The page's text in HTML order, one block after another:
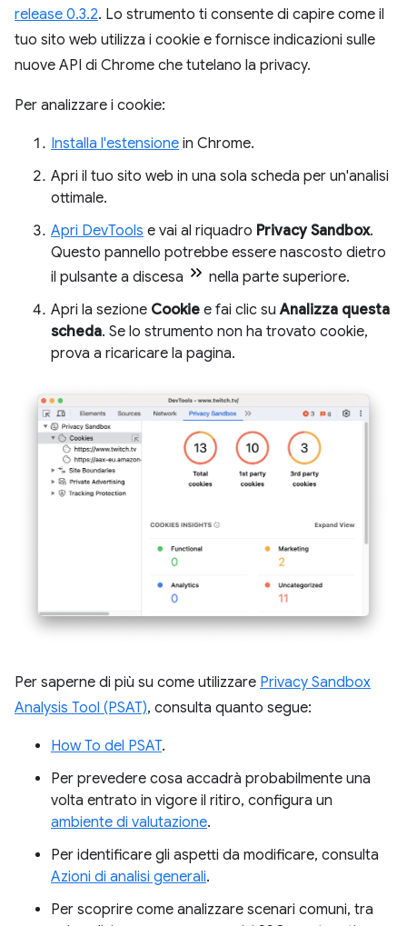
release 0.3.2. Lo strumento ti consente di capire come il
tuo sito web utilizza i cookie e fornisce indicazioni sulle
nuove API di Chrome che tutelano la privacy.
Per analizzare i cookie:
Installa l'estensione in Chrome.
Apri il tuo sito web in una sola scheda per un'analisi
ottimale.
Apri DevTools e vai al riquadro Privacy Sandbox.
Questo pannello potrebbe essere nascosto dietro
il pulsante a discesa
nella parte superiore.
Apri la sezione Cookie e fai clic suAnalizza questa
scheda. Se lo strumento non ha trovato cookie,
prova a ricaricare la pagina.
Per saperne di più su come utilizzare Privacy Sandbox
Analysis Tool (PSAT), consulta quanto segue:
How To del PSAT.
Per prevedere cosa accadrà probabilmente una
volta entrato in vigore il ritiro, configura un
ambiente di valutazione.
Per identificare gli aspetti da modificare, consulta
Azioni di analisi generali.
Per scoprire come analizzare scenari comuni, tra